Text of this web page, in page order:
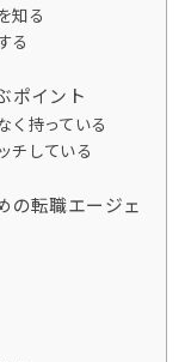
知る
る
ポイント
く持っている
チしている
の転職エージェ